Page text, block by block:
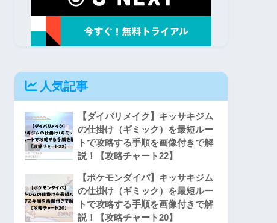
人気記事
【ダイパリメイク】キッサキジム
の仕掛け（ギミック）を最短ルー
トで攻略する手順を画像付きで解
説！【攻略チャート22】
【ポケモンダイパ】キッサキジム
の仕掛け（ギミック）を最短ルー
トで攻略する手順を画像付きで解
説！【攻略チャート20】